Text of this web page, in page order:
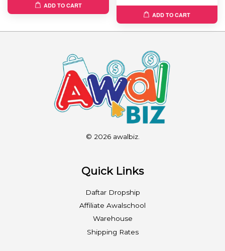
ADD TO CART
ADD TO CART
© 2026 awalbiz.
Quick Links
Daftar Dropship
Affiliate Awalschool
Warehouse
Shipping Rates